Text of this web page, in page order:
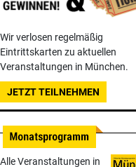
Wir verlosen regelmäßig
Eintrittskarten zu aktuellen
Veranstaltungen in München.
JETZT TEILNEHMEN
Alle Veranstaltungen in